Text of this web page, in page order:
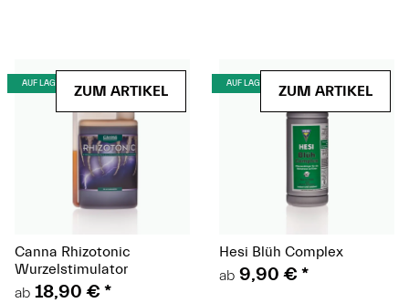
AUF LAGER(Paket)
ZUM ARTIKEL
Canna Rhizotonic
Wurzelstimulator
ab 18,90 € *
AUF LAGER(Paket)
ZUM ARTIKEL
Hesi Blüh Complex
ab 9,90 € *